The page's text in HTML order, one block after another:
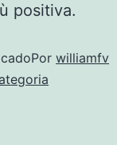
positiva.
Por williamfv